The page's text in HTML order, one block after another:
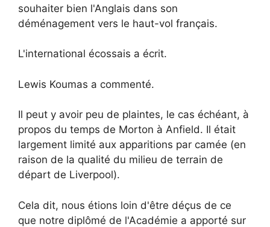
souhaiter bien l'Anglais dans son
déménagement vers le haut-vol français.
L'international écossais a écrit.
Lewis Koumas a commenté.
Il peut y avoir peu de plaintes, le cas échéant, à
propos du temps de Morton à Anfield. Il était
largement limité aux apparitions par camée (en
raison de la qualité du milieu de terrain de
départ de Liverpool).
Cela dit, nous étions loin d'être déçus de ce
que notre diplômé de l'Académie a apporté sur